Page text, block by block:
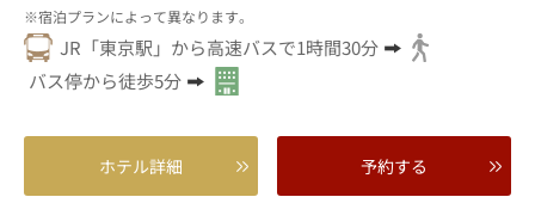
宿泊プランによって異なります。
JR「東京駅」から高速バスで1時間30分
バス停から徒歩5分
ホテル詳細 予約する